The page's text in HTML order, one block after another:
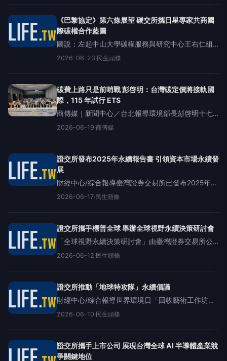
清德於近期公開場合中，以「亞
《巴黎協定》第六條展望 碳交所攜日星專家共商國
際碳權合作藍圖
圖說：左起中山大學碳權服務與研究中心王右仁組
長及蔡宏政主任、臺灣碳權交易所陳脩文總經理、
易所林修銘董事長、國立政治大學國際經營與貿
2026-06-23·民生頭條
碳費上路只是前哨戰 彭啓明：台灣碳定價將接軌國
際，115 年試行 ETS
商傳媒｜新聞中心／台北報導環境部長彭啓明十七
日出席碳定價國際研討會時表示，台灣將以碳費作
並透過國際合作提高碳市場透明度與連結性。在全
球氣候治理因地緣
2026-06-19·商傳媒
證交所發布2025年永續報告書 引領資本市場永續發
展
財經中心/綜合報導臺灣證券交易所已發布2025年永
續報告書，展示證交所落實環境、社會與公司治理
主軸呈現證交所的永續作為，分別為對
2026-06-17·民生頭條
證交所攜手標普全球 舉辦全球視野永續決策研討會
「全球視野永續決策研討會」由臺灣證券交易所公
司治理部陳長惠經理（左二）、
2026-06-12·民生頭條
證交所推動「地球特攻隊」永續倡議
財經中心/綜合報導世界環境日「回收藝術工作坊」
實踐循環再生行動臺灣證券交易所2026年「地球特
「一地球、二倡議、三宣導
2026-06-10·民生頭條
證交所攜手上市公司 展現台灣全球 AI 半導體產業競
爭關鍵地位